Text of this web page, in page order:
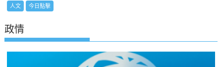
人文 今日點擊
政情